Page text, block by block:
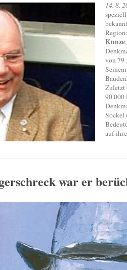
14. 8.
Kunze
von 79
Zuletzt
90.000
Sockel
auf
war er